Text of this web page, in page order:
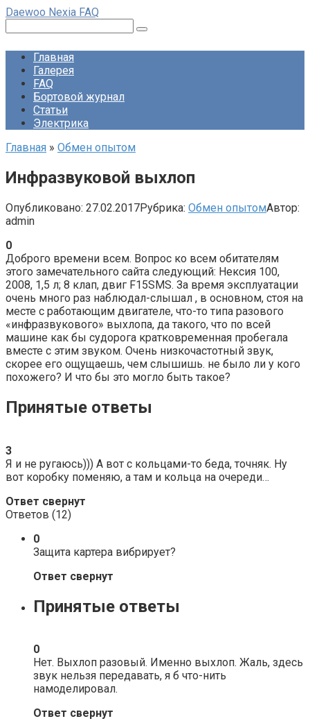
Перейти
контенту
Daewoo Nexia FAQ
Главная
Галерея
FAQ
Бортовой журнал
Статьи
Электрика
Главная » Обмен опытом
Инфразвуковой выхлоп
Опубликовано: 27.02.2017Рубрика: Обмен опытомАвтор:
admin
0
Доброго времени всем. Вопрос ко всем обитателям
этого замечательного сайта следующий: Нексия 100,
2008, 1,5 л; 8 клап, двиг F15SMS. За время эксплуатации
очень много раз наблюдал-слышал , в основном, стоя на
месте с работающим двигателе, что-то типа разового
«инфразвукового» выхлопа, да такого, что по всей
машине как бы судорога кратковременная пробегала
вместе с этим звуком. Очень низкочастотный звук,
скорее его ощущаешь, чем слышишь. не было ли у кого
похожего? И что бы это могло быть такое?
Принятые ответы
3
Я и не ругаюсь))) А вот с кольцами-то беда, точняк. Ну
вот коробку поменяю, а там и кольца на очереди…
Ответ свернут
Ответов (12)
0
Защита картера вибрирует?
Ответ свернут
Принятые ответы
0
Нет. Выхлоп разовый. Именно выхлоп. Жаль, здесь
звук нельзя передавать, я б что-нить
намоделировал.
Ответ свернут